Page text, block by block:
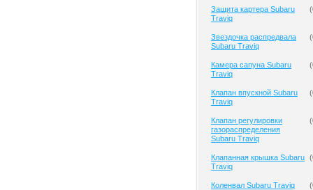
Защита картера Subaru
Traviq
(
Звездочка распредвала
Subaru Traviq
(
Камера сапуна Subaru
Traviq
(
Клапан впускной Subaru
Traviq
(
Клапан регулировки
газораспределения
Subaru Traviq
(
Клапанная крышка Subaru
Traviq
(
Коленвал Subaru Traviq (